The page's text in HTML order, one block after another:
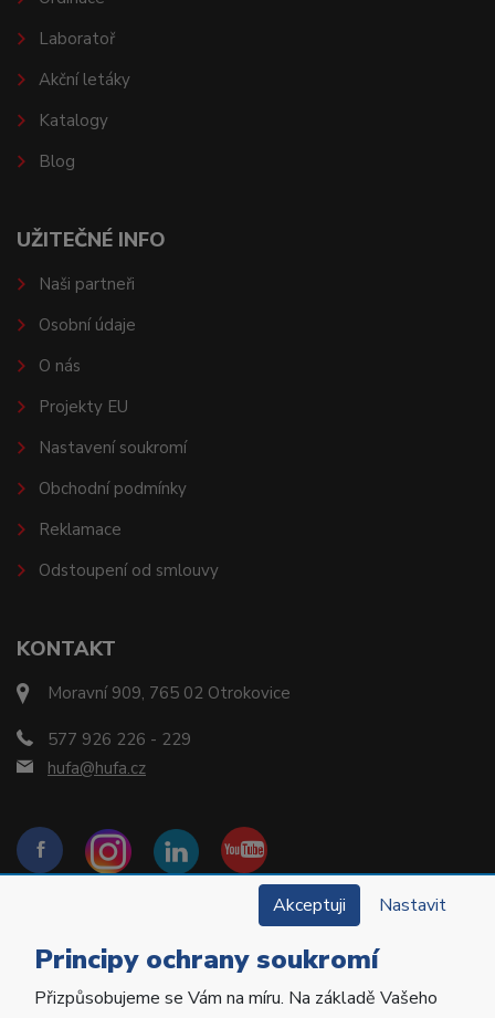
KONTAKT
Moravní 909, 765 02 Otrokovice
577 926 226 - 229
hufa@hufa.cz
Laboratoř
Akční letáky
Katalogy
Blog
UŽITEČNÉ INFO
Naši partneři
Osobní údaje
O nás
Projekty EU
Nastavení soukromí
Obchodní podmínky
Reklamace
Odstoupení od smlouvy
Copyright © 2022 Hu-Fa Dental a.s. Všechna práva
Akceptuji Nastavit
Principy ochrany soukromí
Přizpůsobujeme se Vám na míru. Na základě Vašeho